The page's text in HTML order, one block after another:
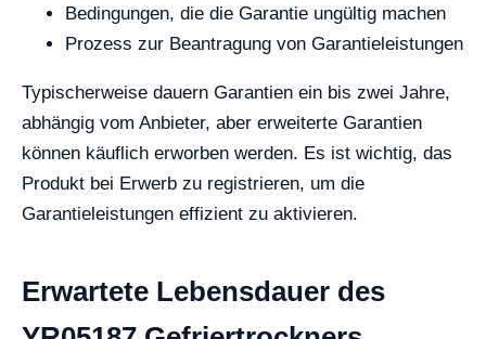
Bedingungen, die die Garantie ungültig machen
Prozess zur Beantragung von Garantieleistungen
Typischerweise dauern Garantien ein bis zwei Jahre,
abhängig vom Anbieter, aber erweiterte Garantien
können käuflich erworben werden. Es ist wichtig, das
Produkt bei Erwerb zu registrieren, um die
Garantieleistungen effizient zu aktivieren.
Erwartete Lebensdauer des